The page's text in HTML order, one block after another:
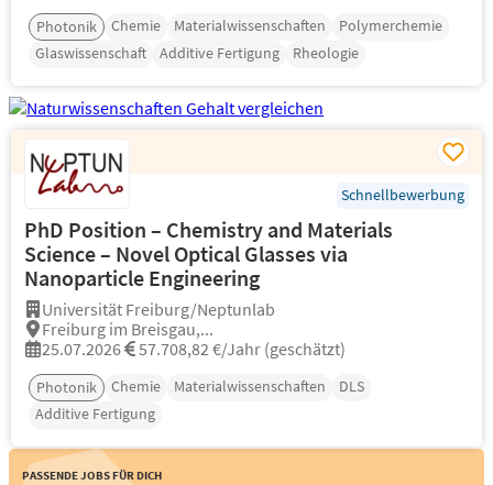
Photonik Chemie Materialwissenschaften
Polymerchemie
Glaswissenschaft
Additive Fertigung Rheologie
Schnellbewerbung
PhD Position – Chemistry and Materials
Science – Novel Optical Glasses via
Nanoparticle Engineering
Universität Freiburg/Neptunlab
Freiburg im Breisgau,...
25.07.2026
57.708,82 €/Jahr (geschätzt)
Photonik Chemie Materialwissenschaften
DLS
Additive Fertigung
Passende Jobs für Dich